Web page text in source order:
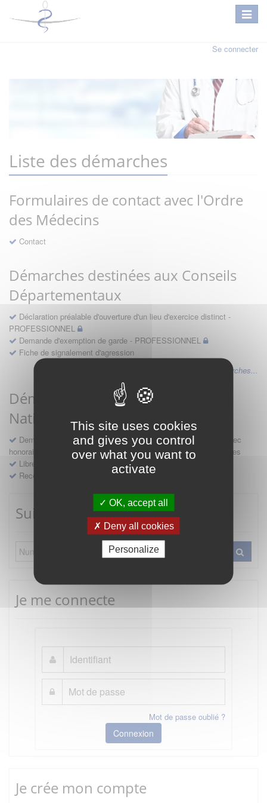
This site uses cookies
and gives you control
over what you want to
activate
OK, accept all
Deny all cookies
Personalize
Se connecter
Liste des démarches
Formulaires de contact avec l'Ordre
des Médecins
Contact
Démarches destinées aux Conseils
Départementaux
Déclaration préalable d'ouverture d'un lieu d'exercice distinct -
PROFESSIONNEL
Demande d'exemption de garde - PROFESSIONNEL
Fiche de signalement d'agression
Voir les autres démarches...
Démarches destinées au Conseil
National
Demande d'avis en hospitalité, en études, des conventions avec
honoraires et des demandes diverses formulées par les entreprises
Libre prestation de services
Recours
Suivre mes démarches
Je me connecte
Mot de passe oublié ?
Connexion
Je crée mon compte